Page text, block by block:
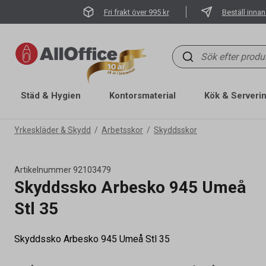
Fri frakt över 995 kr Beställ
Städ & Hygien Kontorsmaterial Kök &
Yrkeskläder & Skydd Arbetsskor Skyddsskor
Artikelnummer92103479
Skyddssko Arbesko 945 Umeå
Stl 35
Skyddssko Arbesko 945 Umeå Stl 35